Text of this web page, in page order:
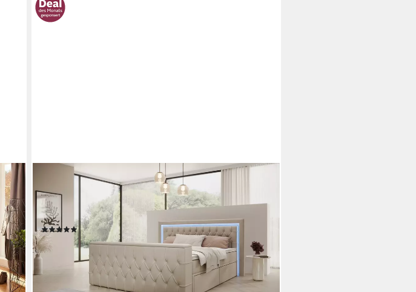
PROMETO MÖBEL
Boxspringbett Doppelbett 180x200 mit Matratze,
Schubladen TV-Lift LED Beleuchtung, inkl. 7-Zonen-
Taschenfederkernmatratze, TV-Lift im Fußteil, Topper
(3)
ab 1.605,50 € UVP1.890,00 €
nur diesen Monat